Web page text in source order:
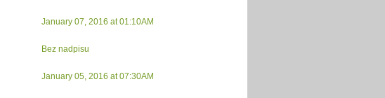
January 07, 2016 at 01:10AM
Bez nadpisu
January 05, 2016 at 07:30AM